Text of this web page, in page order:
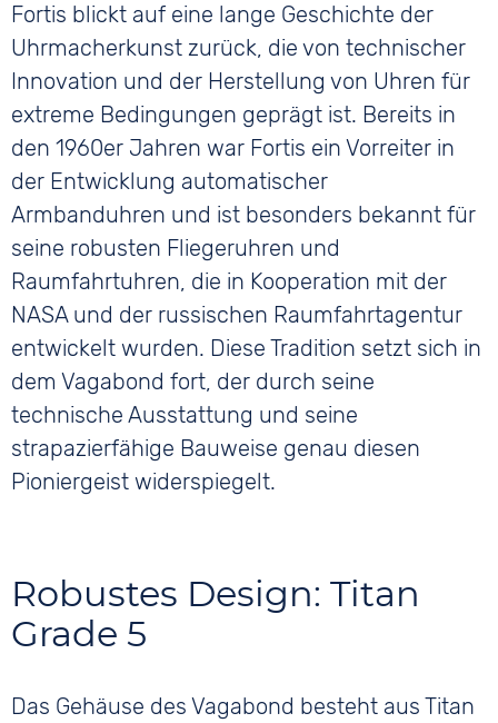
Fortis blickt auf eine lange Geschichte der
Uhrmacherkunst zurück, die von technischer
Innovation und der Herstellung von Uhren für
extreme Bedingungen geprägt ist. Bereits in
den 1960er Jahren war Fortis ein Vorreiter in
der Entwicklung automatischer
Armbanduhren und ist besonders bekannt für
seine robusten Fliegeruhren und
Raumfahrtuhren, die in Kooperation mit der
NASA und der russischen Raumfahrtagentur
entwickelt wurden. Diese Tradition setzt sich in
dem Vagabond fort, der durch seine
technische Ausstattung und seine
strapazierfähige Bauweise genau diesen
Pioniergeist widerspiegelt.
Robustes Design: Titan
Grade 5
Das Gehäuse des Vagabond besteht aus Titan